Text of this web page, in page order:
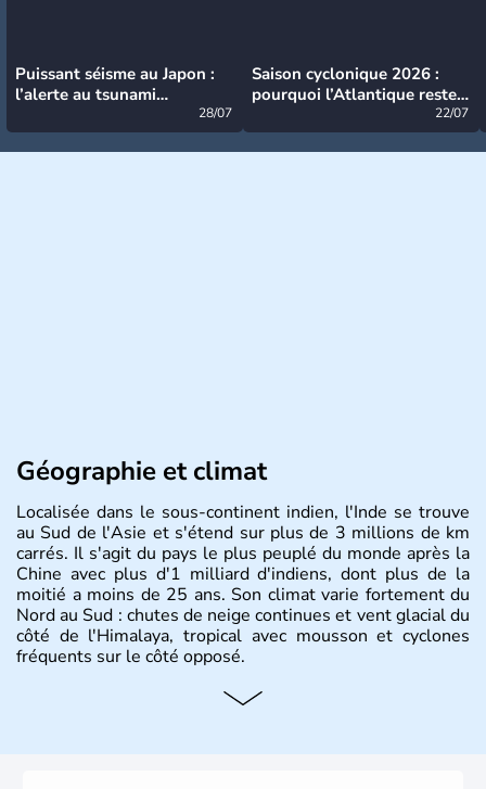
Puissant séisme au Japon :
l’alerte au tsunami
28/07
Saison cyclonique 2026 :
pourquoi l’Atlantique reste
22/07
Géographie et climat
Localisée dans le sous-continent indien, l'Inde se trouve
au Sud de l'Asie et s'étend sur plus de 3 millions de km
carrés. Il s'agit du pays le plus peuplé du monde après la
Chine avec plus d'1 milliard d'indiens, dont plus de la
moitié a moins de 25 ans. Son climat varie fortement du
Nord au Sud : chutes de neige continues et vent glacial du
côté de l'Himalaya, tropical avec mousson et cyclones
fréquents sur le côté opposé.
Histoire et administration